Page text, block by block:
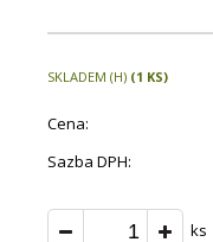
SKLADEM (H) (1 KS)
Cena:
Sazba DPH:
ks